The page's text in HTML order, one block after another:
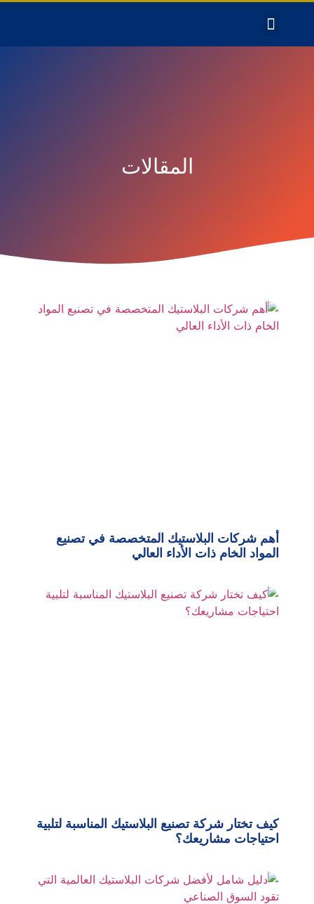
المقالات
أهم شركات البلاستيك المتخصصة في تصنيع
المواد الخام ذات الأداء العالي
كيف تختار شركة تصنيع البلاستيك المناسبة لتلبية
احتياجات مشاريعك؟